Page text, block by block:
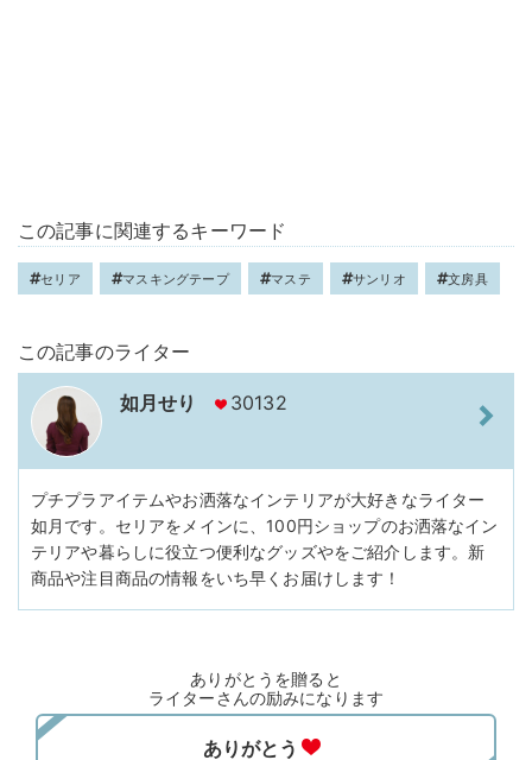
この記事に関連するキーワード
セリア マスキングテープ マステ サンリオ 文房具
この記事のライター
如月せり 30132
プチプラアイテムやお洒落なインテリアが大好きなライター
如月です。セリアをメインに、100円ショップのお洒落なイン
テリアや暮らしに役立つ便利なグッズやをご紹介します。新
商品や注目商品の情報をいち早くお届けします！
ありがとうを贈ると
ライターさんの励みになります